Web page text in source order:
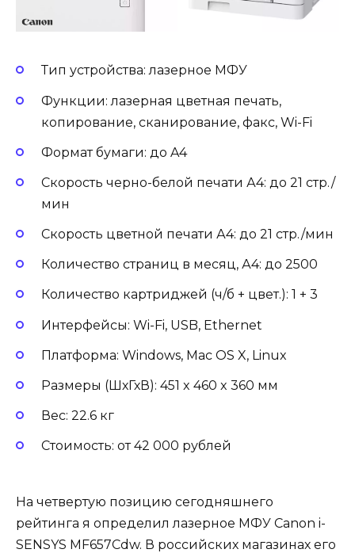
Тип устройства: лазерное МФУ
Функции: лазерная цветная печать,
копирование, сканирование, факс, Wi-Fi
Формат бумаги: до A4
Скорость черно-белой печати А4: до 21 стр./
мин
Скорость цветной печати А4: до 21 стр./мин
Количество страниц в месяц, А4: до 2500
Количество картриджей (ч/б + цвет.): 1 + 3
Интерфейсы: Wi-Fi, USB, Ethernet
Платформа: Windows, Mac OS X, Linux
Размеры (ШхГхВ): 451 x 460 x 360 мм
Вес: 22.6 кг
Стоимость: от 42 000 рублей
На четвертую позицию сегодняшнего
рейтинга я определил лазерное МФУ Canon i-
SENSYS MF657Cdw. В российских магазинах его